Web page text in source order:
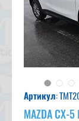
Артикул:
MAZDA CX-